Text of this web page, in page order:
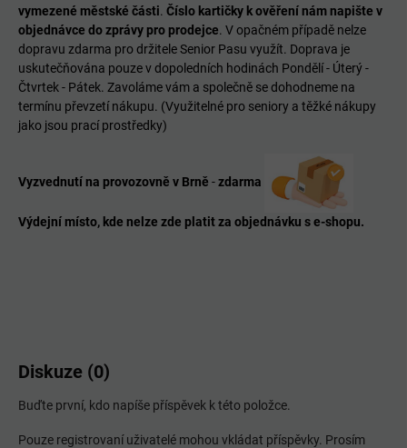
vymezené městské části. Číslo kartičky k ověření nám napište v
objednávce do zprávy pro prodejce. V opačném případě nelze
dopravu zdarma pro držitele Senior Pasu využít. Doprava je
uskutečňována pouze v dopoledních hodinách Pondělí - Úterý -
Čtvrtek - Pátek. Zavoláme vám a společně se dohodneme na
termínu převzetí nákupu. (Využitelné pro seniory a těžké nákupy
jako jsou prací prostředky)
Vyzvednutí na provozovně v Brně -zdarma
Výdejní místo, kde nelze zde platit za objednávku s e-shopu.
Diskuze (0)
Buďte první, kdo napíše příspěvek k této položce.
Pouze registrovaní uživatelé mohou vkládat příspěvky. Prosím